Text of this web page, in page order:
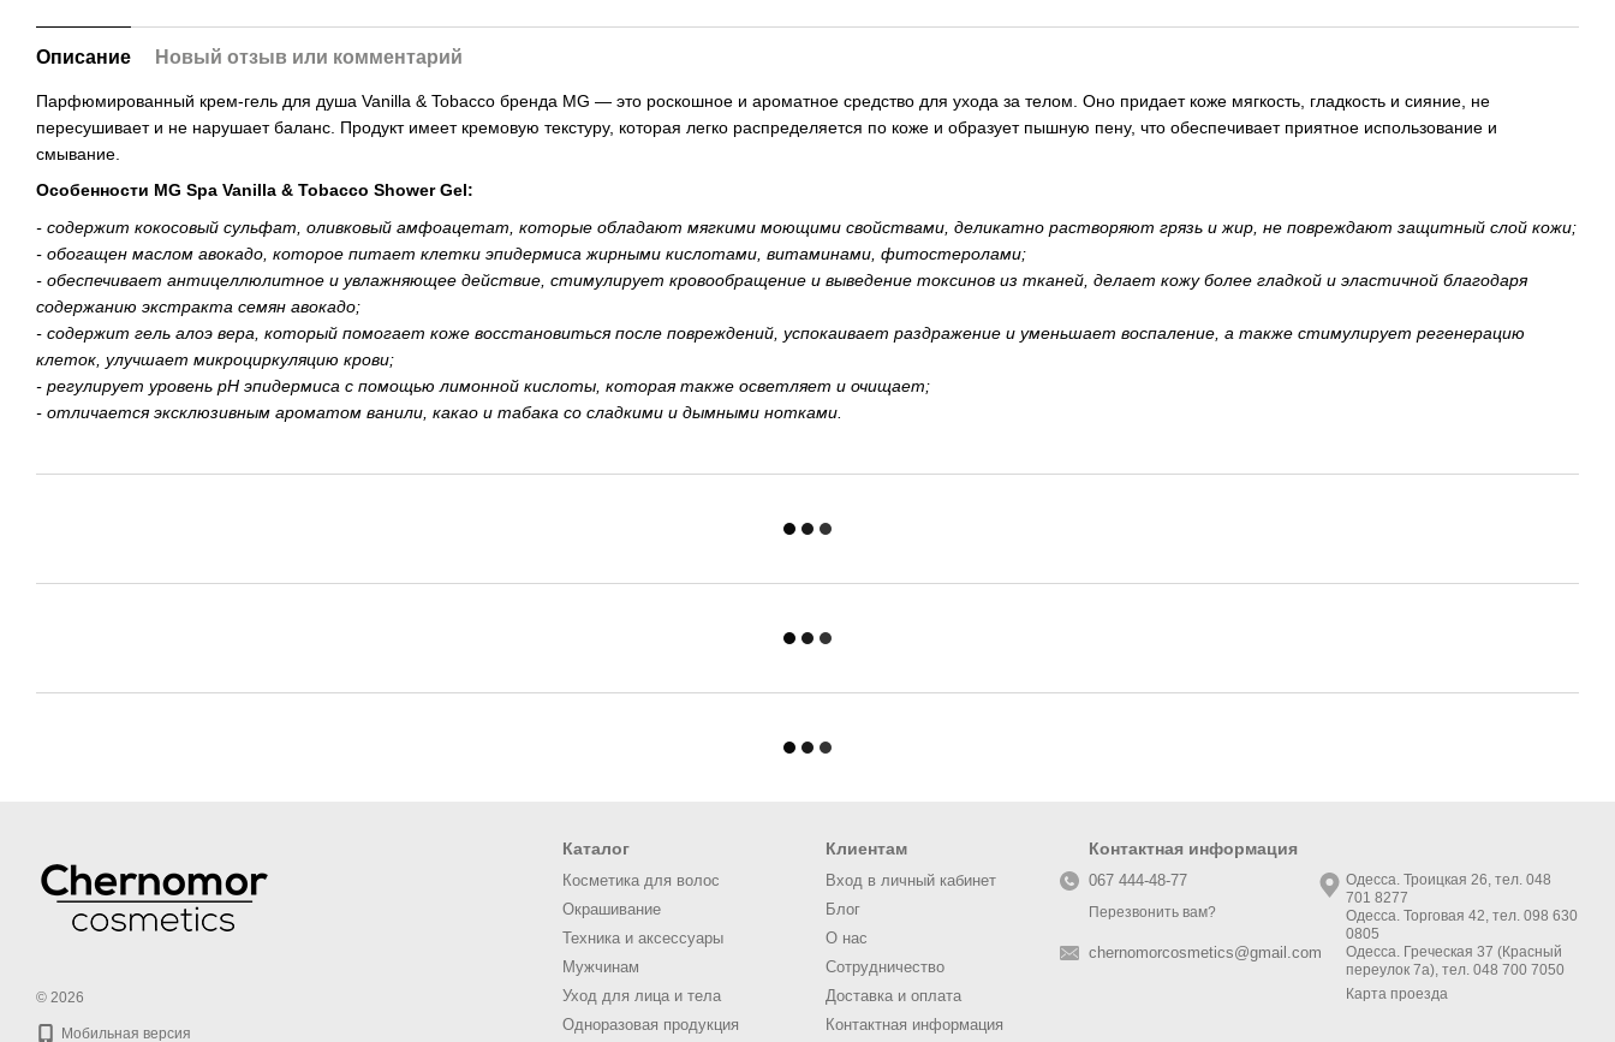
Описание Новый отзыв или комментарий
Парфюмированный крем-гель для душа Vanilla & Tobacco бренда MG — это роскошное и ароматное средство для ухода за телом. Оно придает коже мягкость, гладкость и сияние, не
пересушивает и не нарушает баланс. Продукт имеет кремовую текстуру, которая легко распределяется по коже и образует пышную пену, что обеспечивает приятное использование и
смывание.
Особенности MG Spa Vanilla & Tobacco Shower Gel:
- содержит кокосовый сульфат, оливковый амфоацетат, которые обладают мягкими моющими свойствами, деликатно растворяют грязь и жир, не повреждают защитный слой кожи;
- обогащен маслом авокадо, которое питает клетки эпидермиса жирными кислотами, витаминами, фитостеролами;
- обеспечивает антицеллюлитное и увлажняющее действие, стимулирует кровообращение и выведение токсинов из тканей, делает кожу более гладкой и эластичной благодаря
содержанию экстракта семян авокадо;
- содержит гель алоэ вера, который помогает коже восстановиться после повреждений, успокаивает раздражение и уменьшает воспаление, а также стимулирует регенерацию
клеток, улучшает микроциркуляцию крови;
- регулирует уровень рН эпидермиса с помощью лимонной кислоты, которая также осветляет и очищает;
- отличается эксклюзивным ароматом ванили, какао и табака со сладкими и дымными нотками.
© 2026
Мобильная версия
Каталог
Косметика для волос
Окрашивание
Техника и аксессуары
Мужчинам
Уход для лица и тела
Одноразовая продукция
Клиентам
Вход в личный кабинет
Блог
О нас
Сотрудничество
Доставка и оплата
Контактная информация
Контактная информация
067 444-48-77
Перезвонить вам?
chernomorcosmetics@gmail.com
Одесса. Троицкая 26, тел. 048
701 8277
Одесса. Торговая 42, тел. 098 630
0805
Одесса. Греческая 37 (Красный
переулок 7а), тел. 048 700 7050
Карта проезда